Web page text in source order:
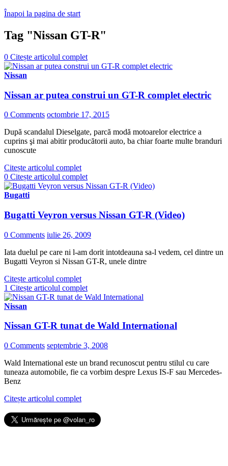
Înapoi la pagina de start
Tag "Nissan GT-R"
0 Citește articolul complet
Nissan
Nissan ar putea construi un GT-R complet electric
0 Comments octombrie 17, 2015
După scandalul Dieselgate, parcă modă motoarelor electrice a
cuprins şi mai abitir producătorii auto, ba chiar foarte multe branduri
cunoscute
Citește articolul complet
0 Citește articolul complet
Bugatti
Bugatti Veyron versus Nissan GT-R (Video)
0 Comments iulie 26, 2009
Iata duelul pe care ni l-am dorit intotdeauna sa-l vedem, cel dintre un
Bugatti Veyron si Nissan GT-R, unele dintre
Citește articolul complet
1 Citește articolul complet
Nissan
Nissan GT-R tunat de Wald International
0 Comments septembrie 3, 2008
Wald International este un brand recunoscut pentru stilul cu care
tuneaza automobile, fie ca vorbim despre Lexus IS-F sau Mercedes-
Benz
Citește articolul complet